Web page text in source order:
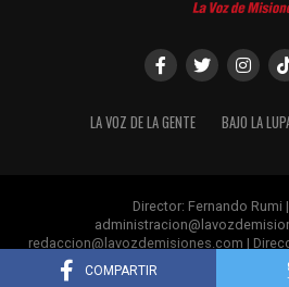
COMPARTIR
Ver esta publicación en
LA VOZ DE LA GENTE BAJO LA
Director: Fernando Rumi
redaccion@lavozdemisiones.com |
+54 376 4 809060 |